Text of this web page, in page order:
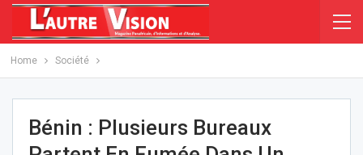
Home Société
Bénin : Plusieurs Bureaux